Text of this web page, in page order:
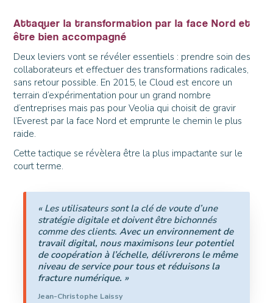
Attaquer la transformation par la face Nord et
être bien accompagné
Deux leviers vont se révéler essentiels : prendre soin des
collaborateurs et effectuer des transformations radicales,
sans retour possible. En 2015, le Cloud est encore un
terrain d’expérimentation pour un grand nombre
d’entreprises mais pas pour Veolia qui choisit de gravir
l’Everest par la face Nord et emprunte le chemin le plus
raide.
Cette tactique se révèlera être la plus impactante sur le
court terme.
« Les utilisateurs sont la clé de voute d’une
stratégie digitale et doivent être bichonnés
comme des clients. Avec un environnement de
travail digital, nous maximisons leur potentiel
de coopération à l’échelle, délivrerons le même
niveau de service pour tous et réduisons la
fracture numérique. »
Jean-Christophe Laissy